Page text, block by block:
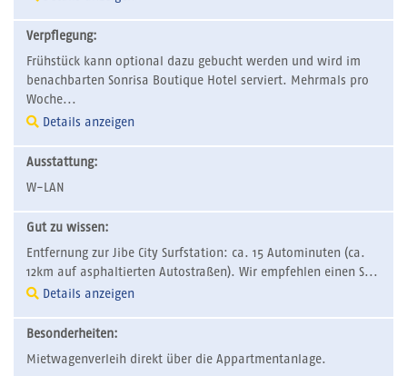
Verpflegung:
Frühstück kann optional dazu gebucht werden und wird im
benachbarten Sonrisa Boutique Hotel serviert. Mehrmals pro
Woche...
Details anzeigen
Ausstattung:
W-LAN
Gut zu wissen:
Entfernung zur Jibe City Surfstation: ca. 15 Autominuten (ca.
12km auf asphaltierten Autostraßen). Wir empfehlen einen S...
Details anzeigen
Besonderheiten:
Mietwagenverleih direkt über die Appartmentanlage.